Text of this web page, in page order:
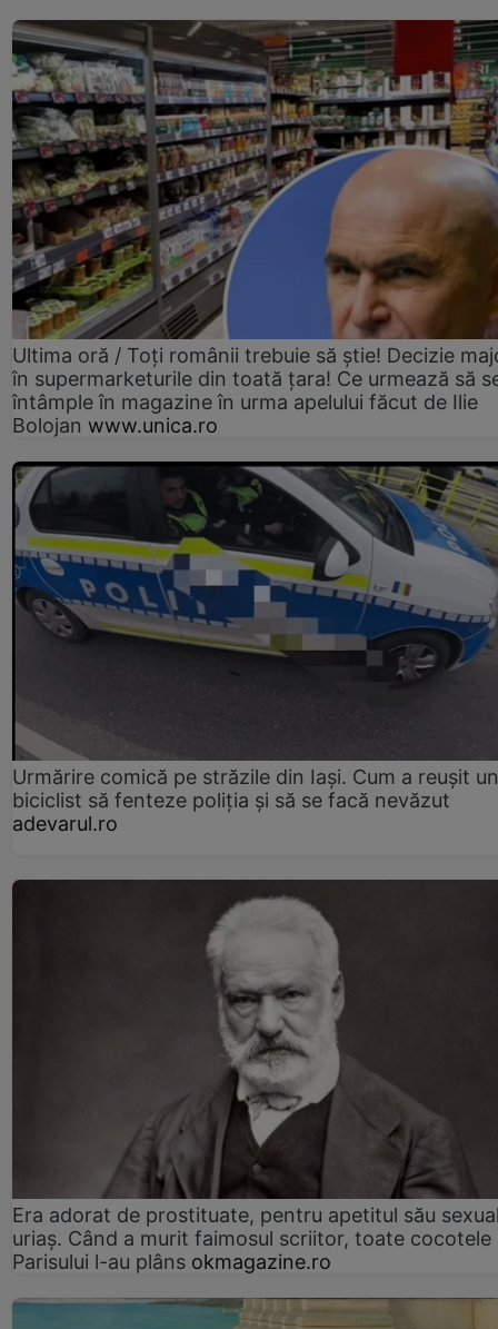
Ultima oră / Toți românii trebuie să știe! Decizie
în supermarketurile din toată țara! Ce urmează să
întâmple în magazine în urma apelului făcut de Ilie
Bolojan www.unica.ro
Urmărire comică pe străzile din Iași. Cum a reușit un
biciclist să fenteze poliția și să se facă nevăzut
adevarul.ro
Era adorat de prostituate, pentru apetitul său
uriaș. Când a murit faimosul scriitor, toate cocotele
Parisului l-au plâns okmagazine.ro